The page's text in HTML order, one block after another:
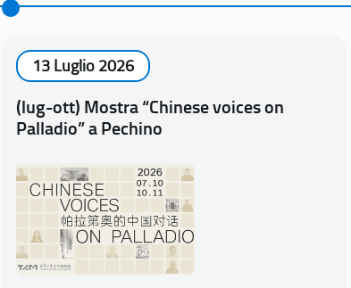
13 Luglio 2026
(lug-ott) Mostra “Chinese voices on
Palladio” a Pechino